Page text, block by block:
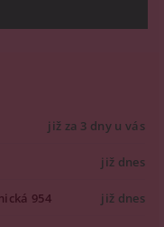
již za 3 dny u vás
již dnes
954 již dnes